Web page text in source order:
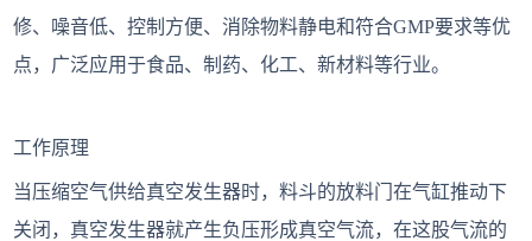
修、噪音低、控制方便、消除物料静电和符合GMP要求等优
点，广泛应用于食品、制药、化工、新材料等行业。
工作原理
当压缩空气供给真空发生器时，料斗的放料门在气缸推动下
关闭，真空发生器就产生负压形成真空气流，在这股气流的